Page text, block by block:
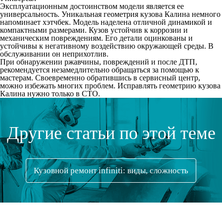
Эксплуатационным достоинством модели является ее
универсальность. Уникальная геометрия кузова Калина немного
напоминает хэтчбек. Модель наделена отличной динамикой и
компактными размерами. Кузов устойчив к коррозии и
механическим повреждениям. Его детали оцинкованы и
устойчивы к негативному воздействию окружающей среды. В
обслуживании он неприхотлив.
При обнаружении ржавчины, повреждений и после ДТП,
рекомендуется незамедлительно обращаться за помощью к
мастерам. Своевременно обратившись в сервисный центр,
можно избежать многих проблем. Исправлять геометрию кузова
Калина нужно только в СТО.
Другие статьи по этой теме
Кузовной ремонт infiniti: виды, сложность